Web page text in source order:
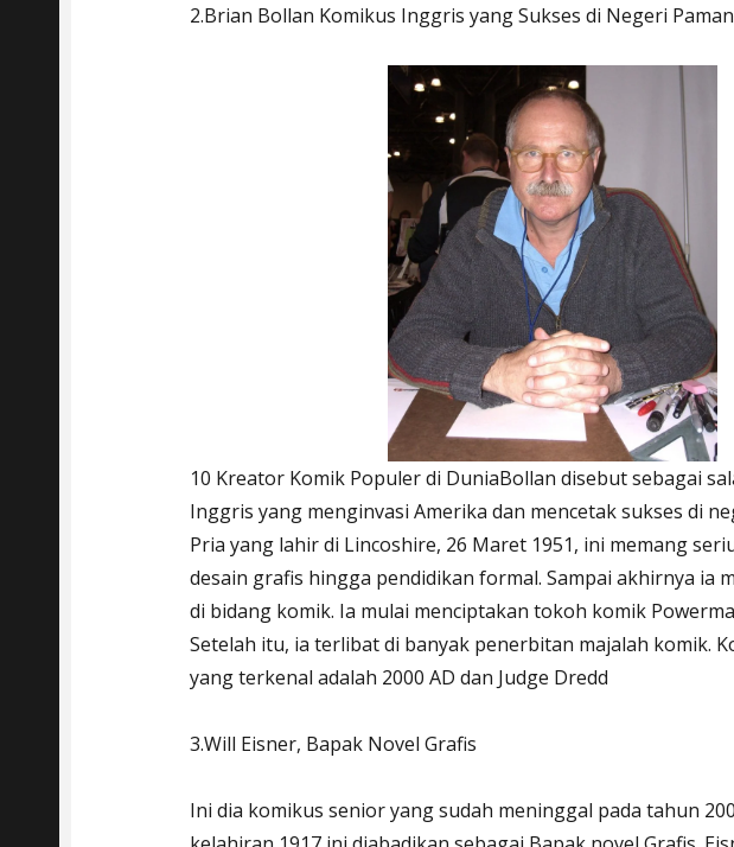
2.Brian Bollan Komikus Inggris yang Sukses di Negeri
10 Kreator Komik Populer di DuniaBollan disebut sebagai
Inggris yang menginvasi Amerika dan mencetak sukses di
Pria yang lahir di Lincoshire, 26 Maret 1951, ini memang
desain grafis hingga pendidikan formal. Sampai akhirnya ia
di bidang komik. Ia mulai menciptakan tokoh komik
Setelah itu, ia terlibat di banyak penerbitan majalah komik.
yang terkenal adalah 2000 AD dan Judge Dredd
3.Will Eisner, Bapak Novel Grafis
Ini dia komikus senior yang sudah meninggal pada tahun